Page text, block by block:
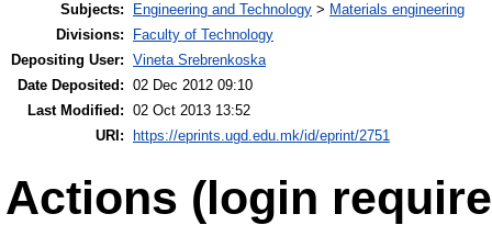
Subjects:
Engineering and Technology > Materials engineering
Divisions:
Faculty of Technology
Depositing User: Vineta Srebrenkoska
Date Deposited: 02 Dec 2012 09:10
Last Modified: 02 Oct 2013 13:52
URI:
https://eprints.ugd.edu.mk/id/eprint/2751
Actions (login